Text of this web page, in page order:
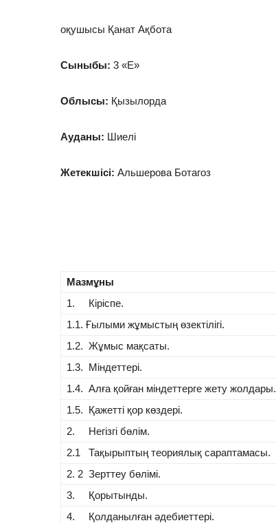
оқушысы Қанат Ақбота
Сыныбы: 3 «Е»
Облысы: Қызылорда
Ауданы: Шиелі
Жетекшісі: Альшерова Ботагоз
Мазмұны
1. Кіріспе.
1.1. Ғылыми жұмыстың өзектілігі.
1.2. Жұмыс мақсаты.
1.3. Міндеттері.
1.4. Алға қойған міндеттерге жету жолдары.
1.5. Қажетті қор көздері.
2. Негізгі бөлім.
2.1 Тақырыптың теориялық сараптамасы.
2. 2 Зерттеу бөлімі.
3. Қорытынды.
4. Қолданылған әдебиеттері.